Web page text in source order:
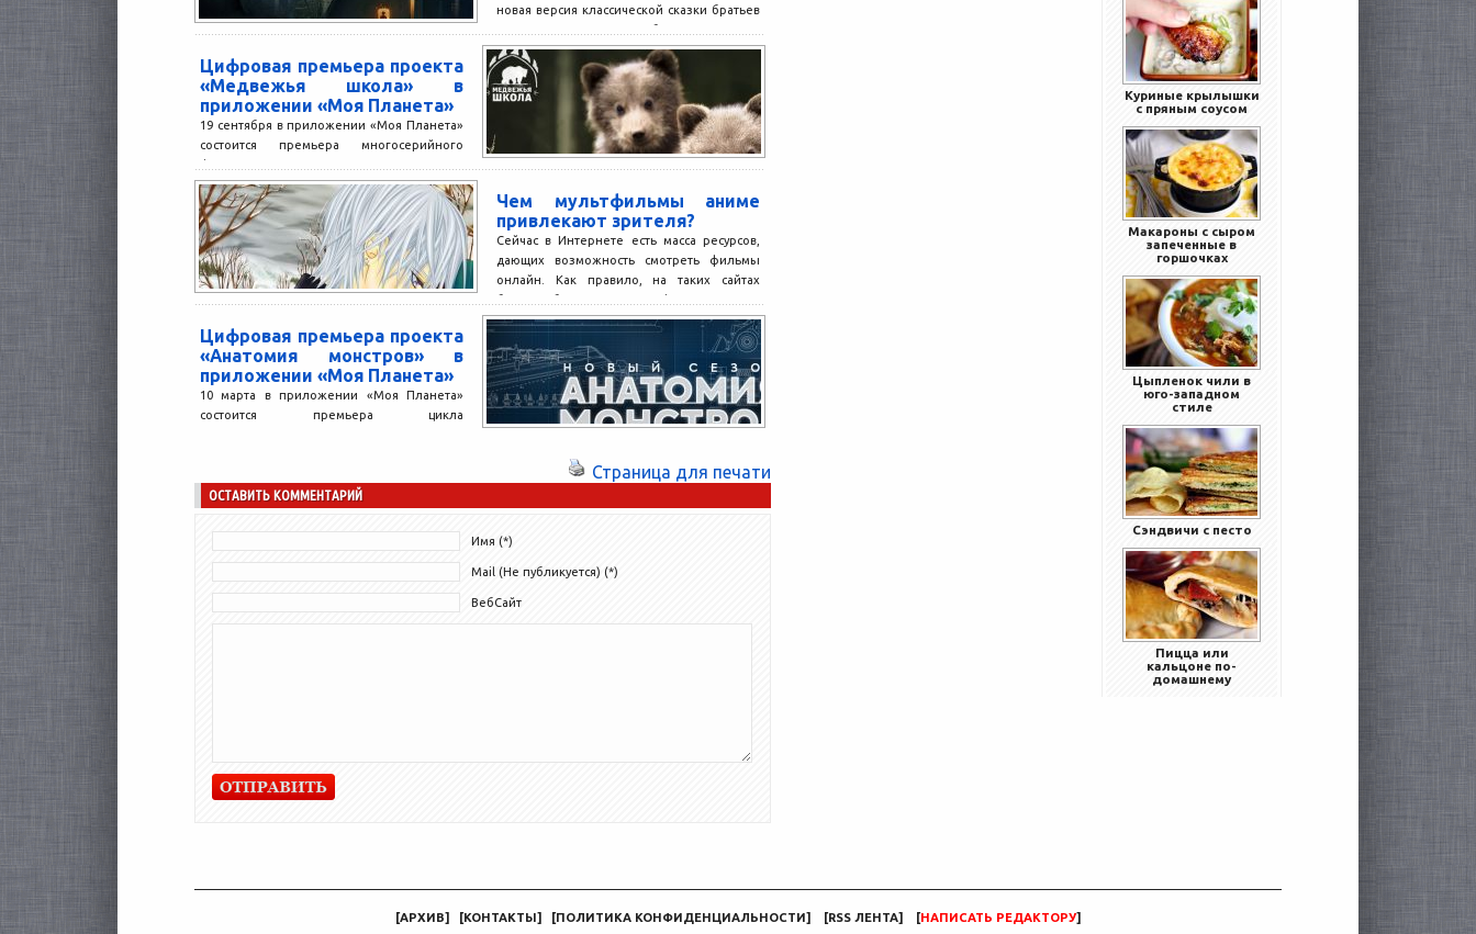
новая версия классической сказки братьев
Гримм о приключениях брата и сестры в
Очарованном лесу...
Цифровая премьера проекта
«Медвежья школа» в
приложении «Моя Планета»
19 сентября в приложении «Моя Планета»
состоится премьера многосерийного
фильма «Медвежья школа».
Пользователей приложения ждет
уникальный шанс первыми увидеть
четыре...
Чем мультфильмы аниме
привлекают зрителя?
Сейчас в Интернете есть масса ресурсов,
дающих возможность смотреть фильмы
онлайн. Как правило, на таких сайтах
большая база кинематографа и...
Цифровая премьера проекта
«Анатомия монстров» в
приложении «Моя Планета»
10 марта в приложении «Моя Планета»
состоится премьера цикла
Страница для печати
ОСТАВИТЬ КОММЕНТАРИЙ
Имя (*)
Mail (Не публикуется) (*)
ВебСайт
Куриные крылышки
с пряным соусом
Макароны с сыром
запеченные в
горшочках
Цыпленок чили в
юго-западном
стиле
Сэндвичи с песто
Пицца или
кальцоне по-
домашнему
[АРХИВ] [КОНТАКТЫ] [ПОЛИТИКА КОНФИДЕНЦИАЛЬНОСТИ] [RSS ЛЕНТА] [НАПИСАТЬ РЕДАКТОРУ]